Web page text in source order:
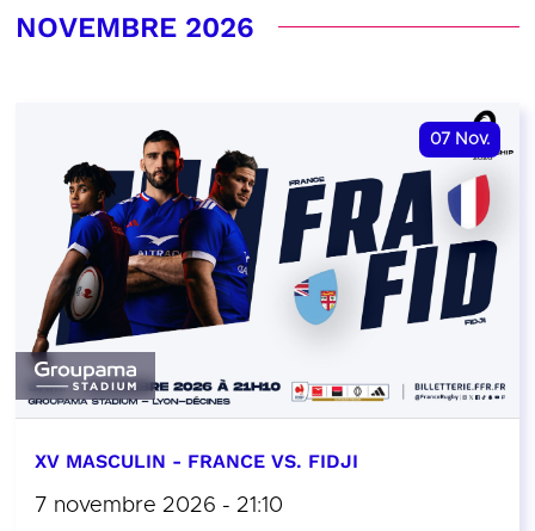
NOVEMBRE 2026
07 Nov.
XV MASCULIN - FRANCE VS. FIDJI
7 novembre 2026 - 21:10